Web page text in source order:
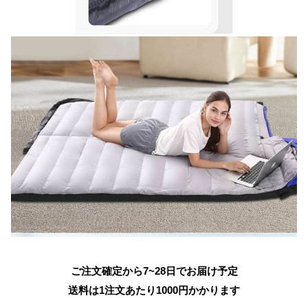
ご注文確定から7~28日でお届け予定
送料は1注文あたり 1000円かかります